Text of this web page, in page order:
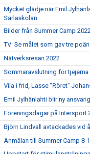
Mycket glädje när Emil
Särlaskolan
Bilder från Summer Camp 2022
TV: Se målet som gav tre
Nätverksresan 2022
Sommaravslutning för
Vila i frid, Lasse "Röret"
Emil Jylhänlahti blir ny
Föreningsdagar på Intersport
Björn Lindvall avtackades vid
Anmälan till Summer Camp